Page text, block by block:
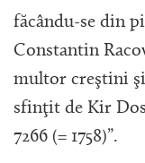
făcându-se din
Constantin
multor creştini
sfinţit de Kir
7266 (= 1758)”.